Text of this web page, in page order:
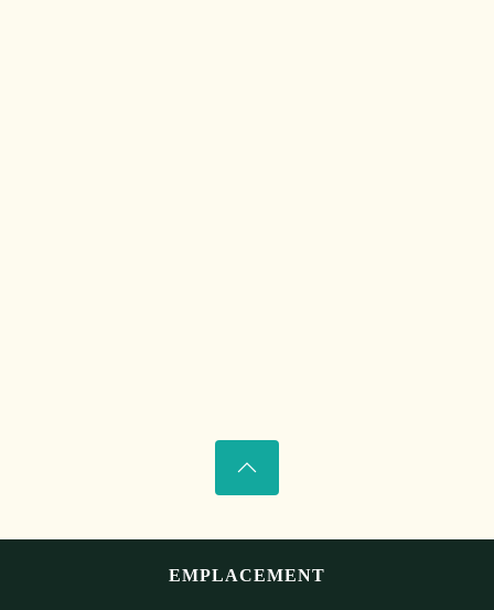
EMPLACEMENT